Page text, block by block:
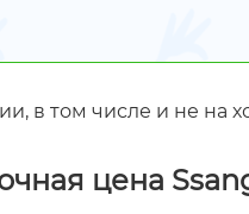
в том числе и не на
цена